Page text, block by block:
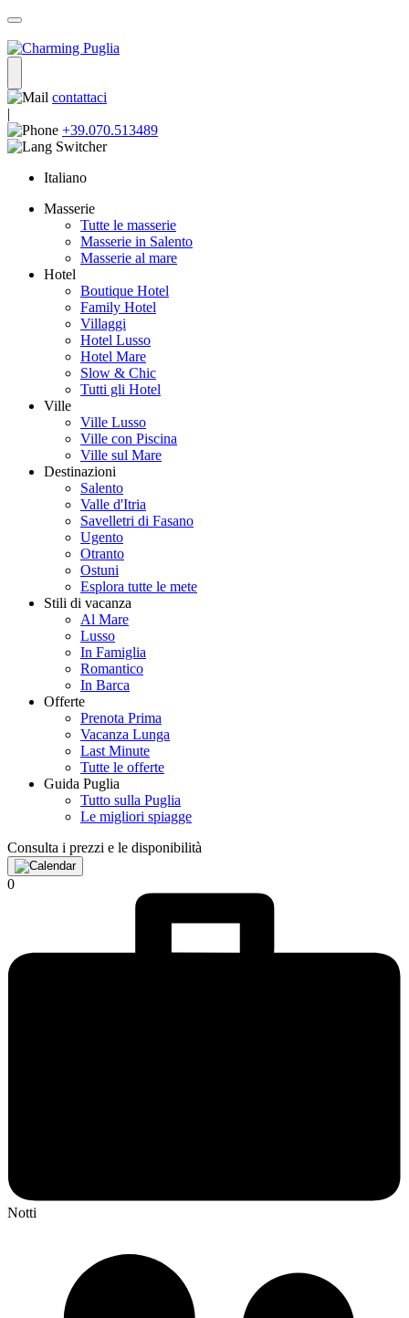
contattaci
|
+39.070.513489
Italiano
Masserie
Tutte le masserie
Masserie in Salento
Masserie al mare
Hotel
Boutique Hotel
Family Hotel
Villaggi
Hotel Lusso
Hotel Mare
Slow & Chic
Tutti gli Hotel
Ville
Ville Lusso
Ville con Piscina
Ville sul Mare
Destinazioni
Salento
Valle d'Itria
Savelletri di Fasano
Ugento
Otranto
Ostuni
Esplora tutte le mete
Stili di vacanza
Al Mare
Lusso
In Famiglia
Romantico
In Barca
Offerte
Prenota Prima
Vacanza Lunga
Last Minute
Tutte le offerte
Guida Puglia
Tutto sulla Puglia
Le migliori spiagge
Consulta i prezzi e le disponibilità
0
Notti